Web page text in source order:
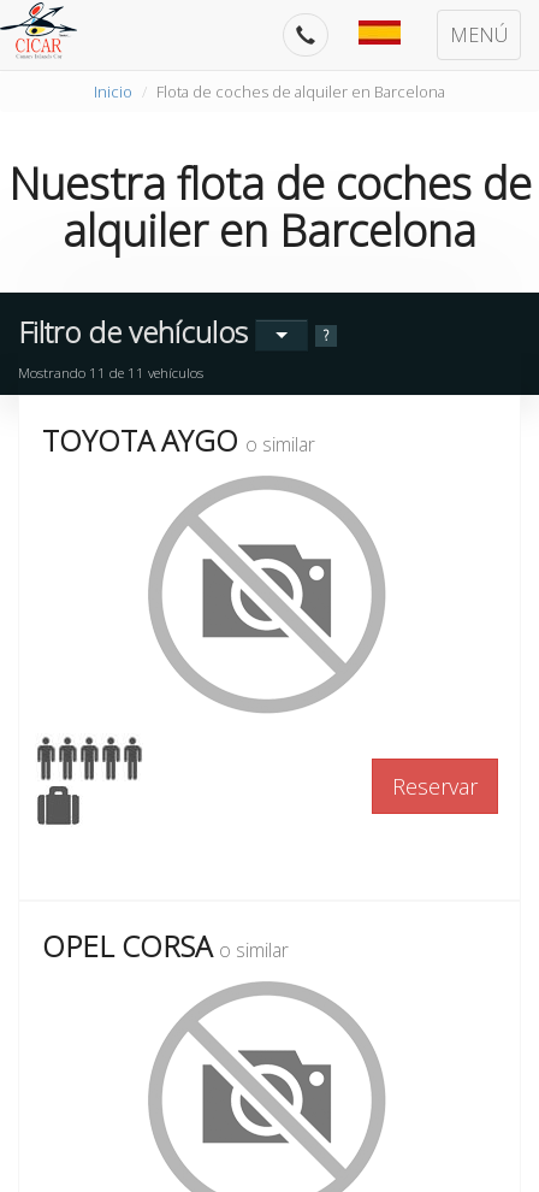
MENÚ
Inicio Flota de coches de alquiler en Barcelona
Nuestra flota de coches de
alquileren Barcelona
Filtro de vehículos ?
Mostrando 11 de 11 vehículos
TOYOTA AYGO o similar
Reservar
OPEL CORSA o similar